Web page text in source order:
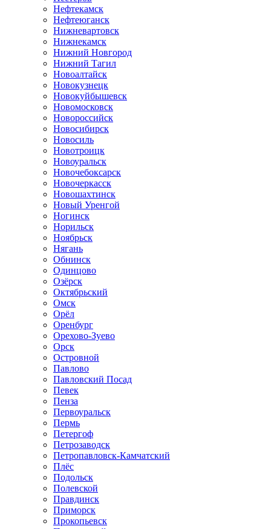
Нефтекамск
Нефтеюганск
Нижневартовск
Нижнекамск
Нижний Новгород
Нижний Тагил
Новоалтайск
Новокузнецк
Новокуйбышевск
Новомосковск
Новороссийск
Новосибирск
Новосиль
Новотроицк
Новоуральск
Новочебоксарск
Новочеркасск
Новошахтинск
Новый Уренгой
Ногинск
Норильск
Ноябрьск
Нягань
Обнинск
Одинцово
Озёрск
Октябрьский
Омск
Орёл
Оренбург
Орехово-Зуево
Орск
Островной
Павлово
Павловский Посад
Певек
Пенза
Первоуральск
Пермь
Петергоф
Петрозаводск
Петропавловск-Камчатский
Плёс
Подольск
Полевской
Правдинск
Приморск
Прокопьевск